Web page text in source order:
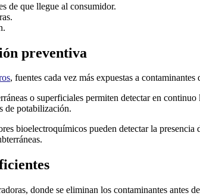
de que llegue al consumidor.
preventiva
, fuentes cada vez más expuestas a
o superficiales permiten detectar en
de potabilización.
bioelectroquímicos pueden detectar la presencia
donde se eliminan los contaminantes